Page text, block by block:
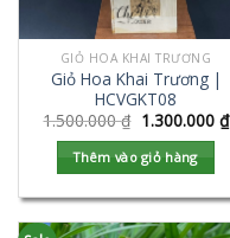
GIỎ HOA KHAI TRƯƠNG
Giỏ Hoa Khai Trương |
HCVGKT08
1.500.000₫ 1.300.000 ₫
Thêm vào giỏ hàng